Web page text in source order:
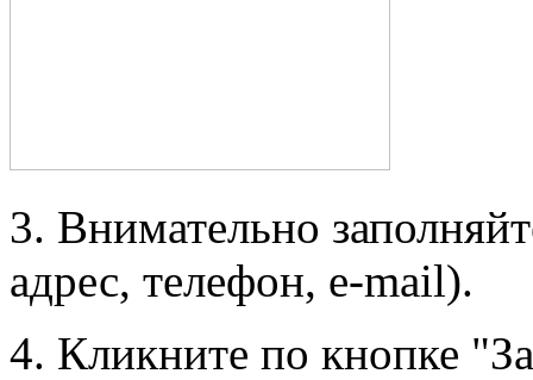
3. Внимательно
адрес, телефон, e-mail).
4. Кликните по кнопке